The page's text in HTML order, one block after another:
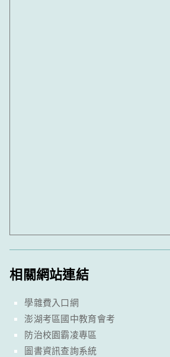
相關網站連結
學雜費入口網
澎湖考區國中教育會考
防治校園霸凌專區
圖書資訊查詢系統